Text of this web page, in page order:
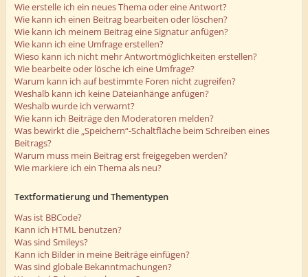
Wie erstelle ich ein neues Thema oder eine Antwort?
Wie kann ich einen Beitrag bearbeiten oder löschen?
Wie kann ich meinem Beitrag eine Signatur anfügen?
Wie kann ich eine Umfrage erstellen?
Wieso kann ich nicht mehr Antwortmöglichkeiten erstellen?
Wie bearbeite oder lösche ich eine Umfrage?
Warum kann ich auf bestimmte Foren nicht zugreifen?
Weshalb kann ich keine Dateianhänge anfügen?
Weshalb wurde ich verwarnt?
Wie kann ich Beiträge den Moderatoren melden?
Was bewirkt die „Speichern“-Schaltfläche beim Schreiben eines
Beitrags?
Warum muss mein Beitrag erst freigegeben werden?
Wie markiere ich ein Thema als neu?
Textformatierung und Thementypen
Was ist BBCode?
Kann ich HTML benutzen?
Was sind Smileys?
Kann ich Bilder in meine Beiträge einfügen?
Was sind globale Bekanntmachungen?